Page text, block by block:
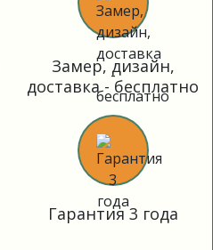
Замер, дизайн,
доставка - бесплатно
Гарантия 3 года